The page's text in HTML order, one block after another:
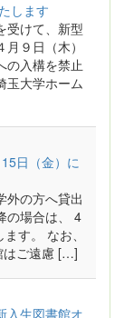
します
受けて、新型
９日（木）
の入構を禁止
玉大学ホーム
日（金）に
外の方へ貸出
の場合は、 4
す。 なお、
はご遠慮 […]
入生図書館オ